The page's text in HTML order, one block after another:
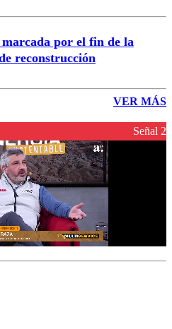
por el fin de la
reconstrucción
VER MÁS
Señal 2